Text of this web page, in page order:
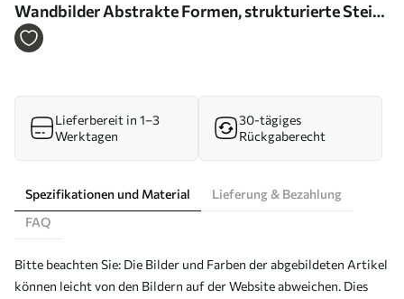
Wandbilder Abstrakte Formen, strukturierte Steine
und Blätter in gedeckten Pfirsich- und
Lieferbereit in 1–3
Werktagen
30-tägiges
Rückgaberecht
Spezifikationen und Material
Lieferung & Bezahlung
FAQ
Bitte beachten Sie: Die Bilder und Farben der abgebildeten Artikel
können leicht von den Bildern auf der Website abweichen. Dies